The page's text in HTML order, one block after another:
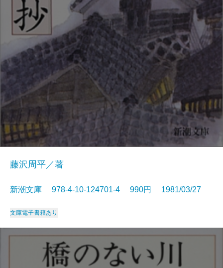
藤沢周平／著
新潮文庫 978-4-10-124701-4 990円 1981/03/27
文庫電子書籍あり